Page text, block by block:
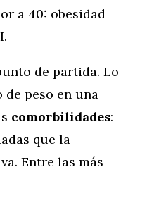
a 40: obesidad
de partida. Lo
peso en una
comorbilidades:
que la
Entre las más